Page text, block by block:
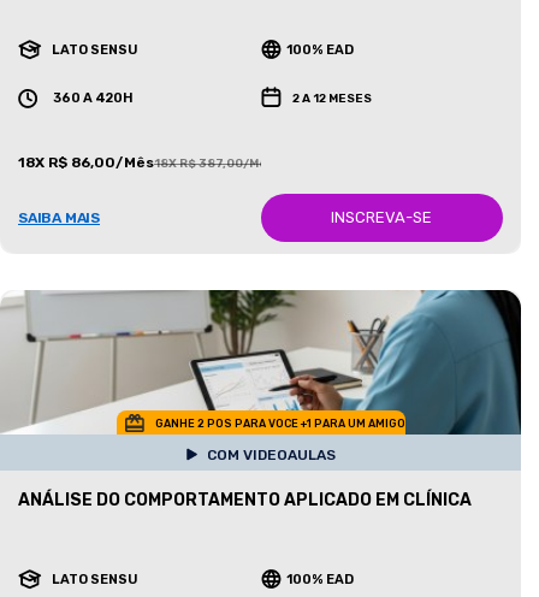
LATO SENSU 100% EAD
360 A 420H 2 A 12 MESES
18X R$ 86,00/Mês18X R$ 387,00/Mês
SAIBA MAIS INSCREVA-SE
GANHE 2 POS PARA VOCE +1 PARA UM AMIGO
COM VIDEOAULAS
ANÁLISE DO COMPORTAMENTO APLICADO EM CLÍNICA
LATO SENSU 100% EAD